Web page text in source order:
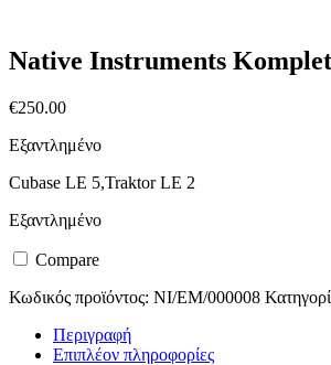
Native Instruments
€250.00
Εξαντλημένο
Cubase LE 5,Traktor LE 2
Εξαντλημένο
Compare
Κωδικός προϊόντος: NI/EM/000008
Περιγραφή
Επιπλέον πληροφορίες